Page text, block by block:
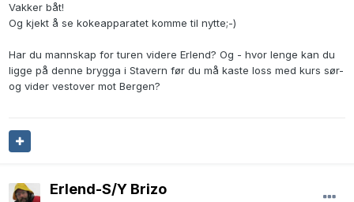
Vakker båt!
Og kjekt å se kokeapparatet komme til nytte;-)
Har du mannskap for turen videre Erlend? Og - hvor lenge kan du
ligge på denne brygga i Stavern før du må kaste loss med kurs sør-
og vider vestover mot Bergen?
Erlend-S/Y Brizo